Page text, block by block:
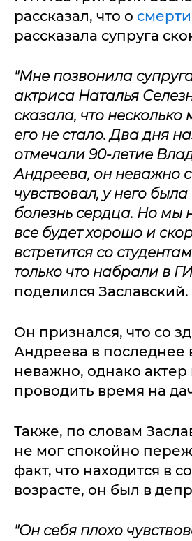
рассказал, что о
рассказала супруга
"Мне позвонила
актриса Наталья
сказала, что несколько
его не стало. Два дня
отмечали 90-летие
Андреева, он неважно
чувствовал, у него
болезнь сердца. Но мы
все будет хорошо и
встретится со
только что набрали в
поделился Заславский.
Он признался, что со
Андреева в последнее
неважно, однако
проводить время на
Также, по словам
не мог спокойно
факт, что находится в
возрасте, он был в
"Он себя плохо